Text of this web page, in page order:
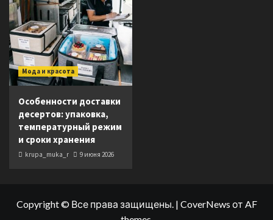
Мода и красота
Особенности доставки
десертов: упаковка,
температурный режим
и сроки хранения
krupa_muka_r 9 июня 2026
Copyright © Все права защищены. | CoverNews от AF